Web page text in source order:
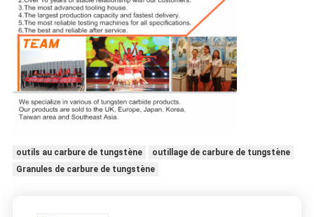
outils au carbure de tungstène
outillage de carbure de tungstène
Granules de carbure de tungstène